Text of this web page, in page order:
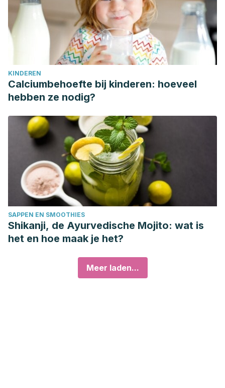
KINDEREN
Calciumbehoefte bij kinderen: hoeveel
hebben ze nodig?
SAPPEN EN SMOOTHIES
Shikanji, de Ayurvedische Mojito: wat is
het en hoe maak je het?
Meer laden...